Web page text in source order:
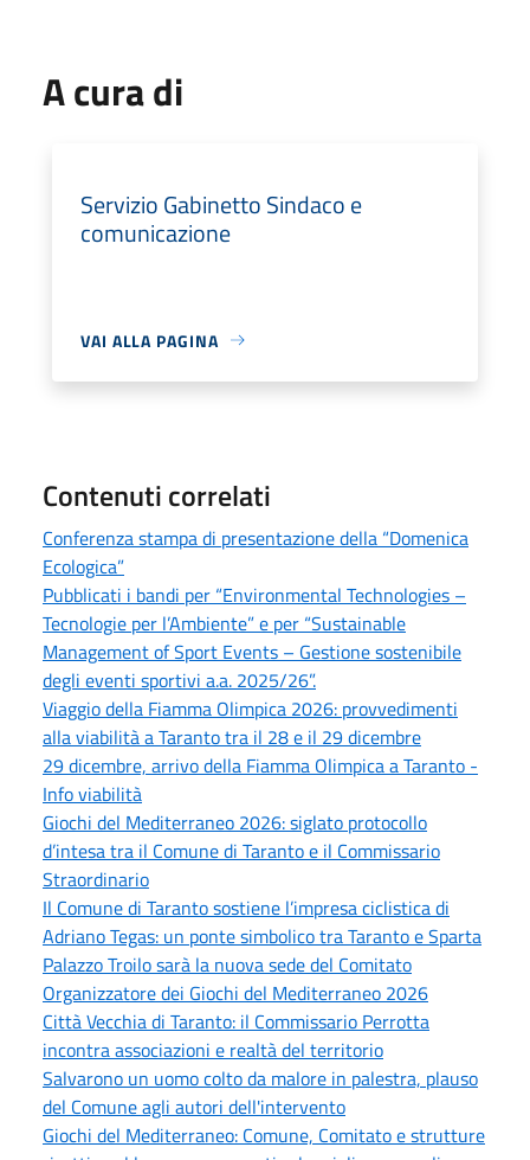
A cura di
Servizio Gabinetto Sindaco e
comunicazione
VAI ALLA PAGINA
Contenuti correlati
Conferenza stampa di presentazione della “Domenica
Ecologica”
Pubblicati i bandi per “Environmental Technologies –
Tecnologie per l’Ambiente” e per “Sustainable
Management of Sport Events – Gestione sostenibile
degli eventi sportivi a.a. 2025/26”.
Viaggio della Fiamma Olimpica 2026: provvedimenti
alla viabilità a Taranto tra il 28 e il 29 dicembre
29 dicembre, arrivo della Fiamma Olimpica a Taranto -
Info viabilità
Giochi del Mediterraneo 2026: siglato protocollo
d’intesa tra il Comune di Taranto e il Commissario
Straordinario
Il Comune di Taranto sostiene l’impresa ciclistica di
Adriano Tegas: un ponte simbolico tra Taranto e Sparta
Palazzo Troilo sarà la nuova sede del Comitato
Organizzatore dei Giochi del Mediterraneo 2026
Città Vecchia di Taranto: il Commissario Perrotta
incontra associazioni e realtà del territorio
Salvarono un uomo colto da malore in palestra, plauso
del Comune agli autori dell'intervento
Giochi del Mediterraneo: Comune, Comitato e strutture